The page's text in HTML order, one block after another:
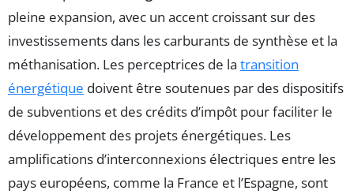
pleine expansion, avec un accent croissant sur des
investissements dans les carburants de synthèse et la
méthanisation. Les perceptrices de la transition
énergétique doivent être soutenues par des dispositifs
de subventions et des crédits d’impôt pour faciliter le
développement des projets énergétiques. Les
amplifications d’interconnexions électriques entre les
pays européens, comme la France et l’Espagne, sont